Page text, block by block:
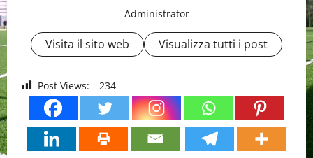
Administrator
Visita il sito web Visualizza tutti i post
Post Views: 234